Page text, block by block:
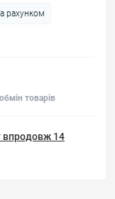
рахунком
товарів
впродовж 14